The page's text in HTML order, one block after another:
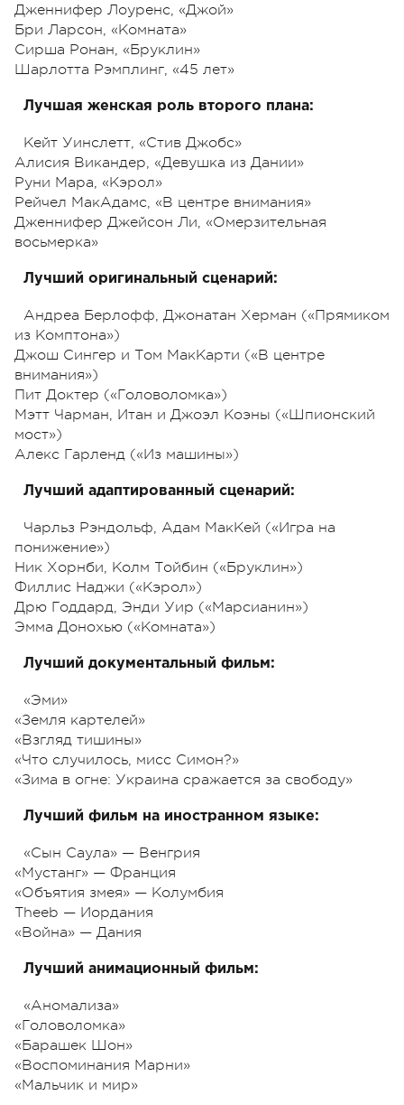
Дженнифер Лоуренс, «Джой»
Бри Ларсон, «Комната»
Сирша Ронан, «Бруклин»
Шарлотта Рэмплинг, «45 лет»
Лучшая женская роль второго плана:
Кейт Уинслетт, «Стив Джобс»
Алисия Викандер, «Девушка из Дании»
Руни Мара, «Кэрол»
Рейчел МакАдамс, «В центре внимания»
Дженнифер Джейсон Ли, «Омерзительная
восьмерка»
Лучший оригинальный сценарий:
Андреа Берлофф, Джонатан Херман («Прямиком
из Комптона»)
Джош Сингер и Том МакКарти («В центре
внимания»)
Пит Доктер («Головоломка»)
Мэтт Чарман, Итан и Джоэл Коэны («Шпионский
мост»)
Алекс Гарленд («Из машины»)
Лучший адаптированный сценарий:
Чарльз Рэндольф, Адам МакКей («Игра на
понижение»)
Ник Хорнби, Колм Тойбин («Бруклин»)
Филлис Наджи («Кэрол»)
Дрю Годдард, Энди Уир («Марсианин»)
Эмма Донохью («Комната»)
Лучший документальный фильм:
«Эми»
«Земля картелей»
«Взгляд тишины»
«Что случилось, мисс Симон?»
«Зима в огне: Украина сражается за свободу»
Лучший фильм на иностранном языке:
«Сын Саула» — Венгрия
«Мустанг» — Франция
«Объятия змея» — Колумбия
Theeb — Иордания
«Война» — Дания
Лучший анимационный фильм:
«Аномализа»
«Головоломка»
«Барашек Шон»
«Воспоминания Марни»
«Мальчик и мир»